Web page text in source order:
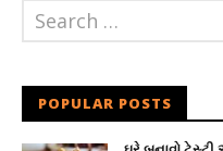
POPULAR POSTS